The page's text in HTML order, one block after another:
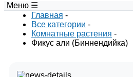
Меню ☰
Главная -
Все категории -
Комнатные растения -
Фикус али (Биннендийка)